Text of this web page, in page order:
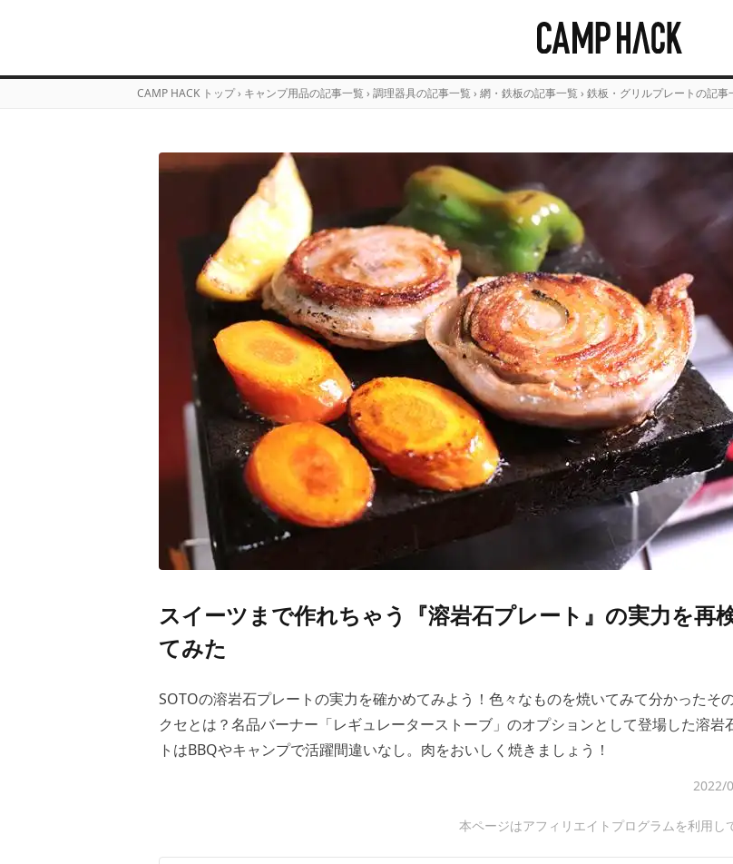
CAMP HACK トップ › キャンプ用品の記事一覧 › 調理器具の記事一覧 › 網・鉄板の記事一覧 › 鉄板・グリルプレートの記事
スイーツまで作れちゃう『溶岩石プレート』の実力を再
てみた
SOTOの溶岩石プレートの実力を確かめてみよう！色々なものを焼いてみて分かったそ
クセとは？名品バーナー「レギュレーターストーブ」のオプションとして登場した溶岩
トはBBQやキャンプで活躍間違いなし。肉をおいしく焼きましょう！
2022/
本ページはアフィリエイトプログラムを利用し